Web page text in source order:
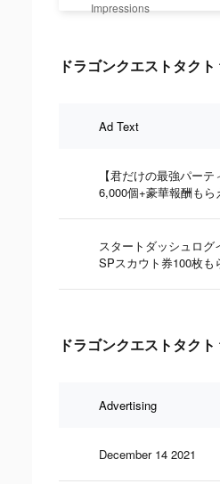
Impressions
ドラゴンクエストタク
Ad Text
【君だけの最強パー
6,000個+豪華報酬もら
スタートダッシュロ
SPスカウト券100枚も
ドラゴンクエストタク
Advertising
December 14 2021